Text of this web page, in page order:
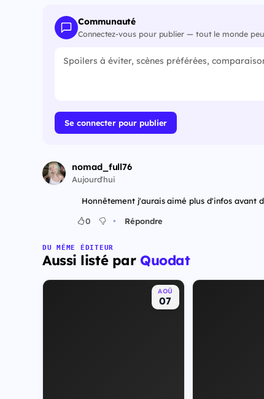
Communauté
Connectez-vous pour publier — tout le monde
Se connecter pour publier
nomad_full76
Aujourd'hui
Honnêtement j'aurais aimé plus d'infos avant
0 • Répondre
DU MÊME ÉDITEUR
Aussi listé par Quodat
AOÛ
07